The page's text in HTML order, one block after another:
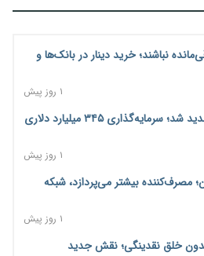
نباشند؛ خرید دینار در بانک‌ها و
۱ روز پیش
جنگ کریدورها وارد فاز جدید شد؛ سرمایه‌گذاری ۳۴۵ میلیارد دلاری
۱ روز پیش
مصرف‌کننده بیشتر می‌پردازد، شبکه
۱ روز پیش
خلق نقدینگی؛ نقش جدید